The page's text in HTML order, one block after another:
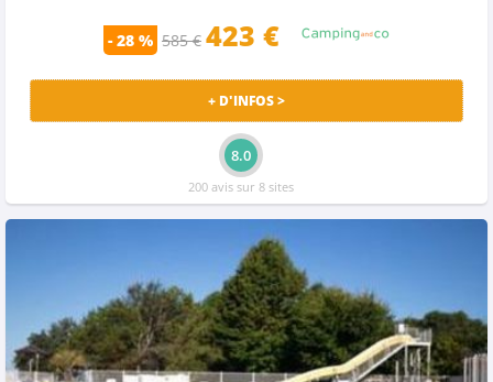
- 28 % 585 € 423 €
+ D'INFOS >
8.0
200 avis sur 8 sites